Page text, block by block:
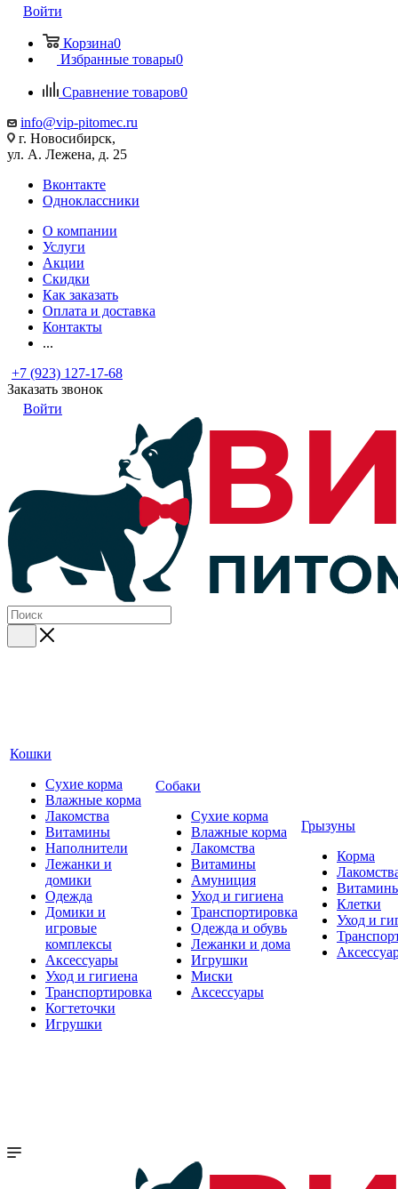
Войти
Корзина0
Избранные товары0
Сравнение товаров0
info@vip-pitomec.ru
г. Новосибирск,
ул. А. Лежена, д. 25
Вконтакте
Одноклассники
О компании
Услуги
Акции
Скидки
Как заказать
Оплата и доставка
Контакты
...
+7 (923) 127-17-68
Заказать звонок
Войти
Кошки
Сухие корма
Влажные корма
Лакомства
Витамины
Наполнители
Лежанки и
домики
Одежда
Домики и
игровые
комплексы
Аксессуары
Уход и гигиена
Транспортировка
Когтеточки
Игрушки
Собаки
Сухие корма
Влажные корма
Лакомства
Витамины
Амуниция
Уход и гигиена
Транспортировка
Одежда и обувь
Лежанки и дома
Игрушки
Миски
Аксессуары
Грызуны
Корма
Клетки
Уход и